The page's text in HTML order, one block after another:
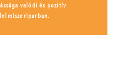
valódi és pozitív